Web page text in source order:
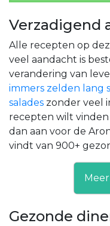
Verzadigend
Alle recepten op
veel aandacht is
verandering van
immers zelden lang
salades zonder veel
recepten wilt
dan aan voor de
vindt van 900+
Gezonde